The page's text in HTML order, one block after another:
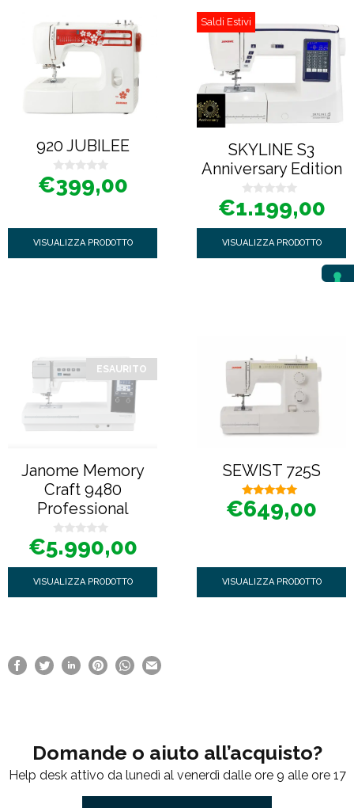
920 JUBILEE
0
s
€399,00
VISUALIZZA PRODOTTO
Saldi Estivi
SKYLINE S3
Anniversary Edition
0
s
€1.199,00
VISUALIZZA PRODOTTO
ESAURITO
Janome Memory
Craft 9480
Professional
0
s
€5.990,00
VISUALIZZA PRODOTTO
SEWIST 725S
5.00
su 5
€649,00
VISUALIZZA PRODOTTO
Domande o aiuto all’acquisto?
Help desk attivo da lunedì al venerdì dalle ore 9 alle ore 17